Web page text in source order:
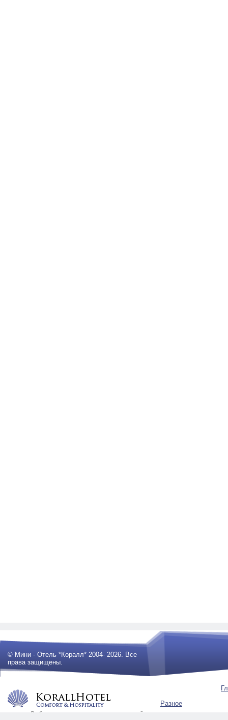
© Мини - Отель *Коралл* 2004- 2026. Все
права защищены.
Любое использование материалов сайта
Разное